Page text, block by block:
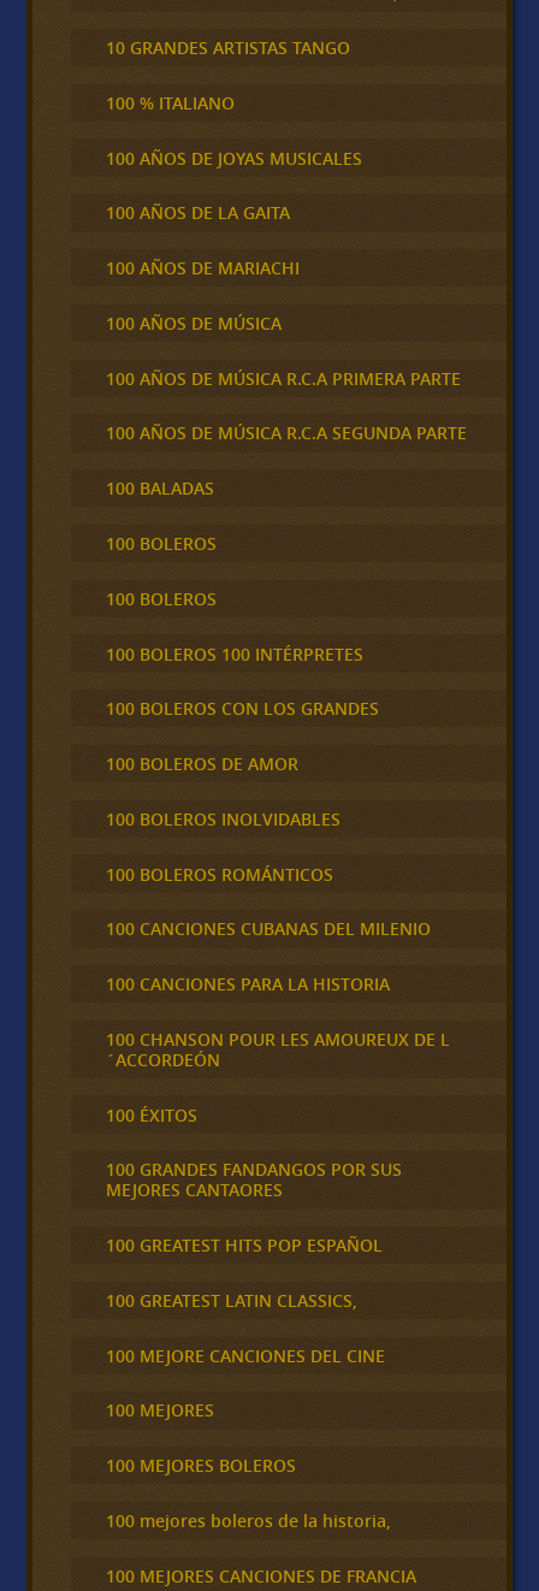
10 GRANDES ARTISTAS TANGO
100 % ITALIANO
100 AÑOS DE JOYAS MUSICALES
100 AÑOS DE LA GAITA
100 AÑOS DE MARIACHI
100 AÑOS DE MÚSICA
100 AÑOS DE MÚSICA R.C.A PRIMERA PARTE
100 AÑOS DE MÚSICA R.C.A SEGUNDA PARTE
100 BALADAS
100 BOLEROS
100 BOLEROS
100 BOLEROS 100 INTÉRPRETES
100 BOLEROS CON LOS GRANDES
100 BOLEROS DE AMOR
100 BOLEROS INOLVIDABLES
100 BOLEROS ROMÁNTICOS
100 CANCIONES CUBANAS DEL MILENIO
100 CANCIONES PARA LA HISTORIA
100 CHANSON POUR LES AMOUREUX DE L
´ACCORDEÓN
100 ÉXITOS
100 GRANDES FANDANGOS POR SUS
MEJORES CANTAORES
100 GREATEST HITS POP ESPAÑOL
100 GREATEST LATIN CLASSICS,
100 MEJORE CANCIONES DEL CINE
100 MEJORES
100 MEJORES BOLEROS
100 mejores boleros de la historia,
100 MEJORES CANCIONES DE FRANCIA